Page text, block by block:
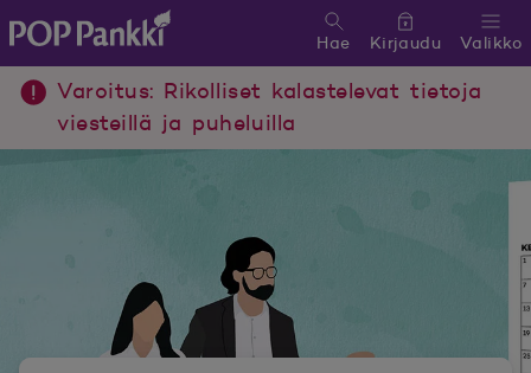
POP Pankki, etusivulle
Valikko
Hae Kirjaudu
Varoitus: Rikolliset kalastelevat tietoja
viesteillä ja puheluilla